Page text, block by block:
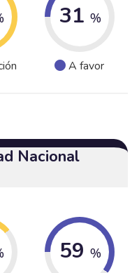
31 %
A favor
Nacional
59 %